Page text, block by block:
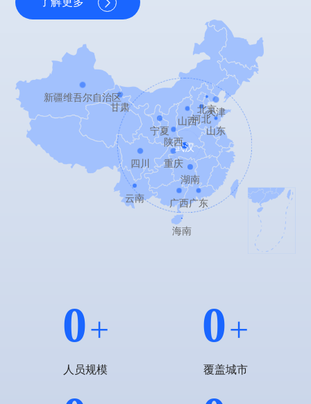
武汉
新疆维吾尔自治区
甘肃
宁夏
陕西
山西河北
山东
北京天津
重庆
四川
湖南
广西广东
云南
海南
0+
人员规模
0+
覆盖城市